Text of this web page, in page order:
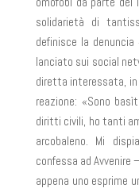
solidarietà di
definisce la denuncia
lanciato sui social
diretta interessata,
reazione: «Sono
diritti civili, ho tanti
arcobaleno. Mi
confessa ad Avvenire
appena uno esprime